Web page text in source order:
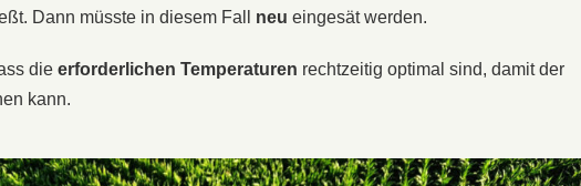
Dann müsste in diesem Fall neu eingesät werden.
die erforderlichen Temperaturen rechtzeitig optimal sind, damit der
kann.